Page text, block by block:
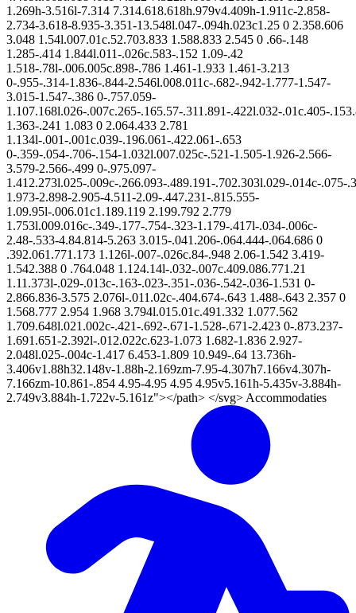
1.269h-3.516l-7.314 7.314.618.618h.979v4.409h-1.911c-2.858-
2.734-3.618-8.935-3.351-13.548l.047-.094h.023c1.25 0 2.358.606
3.048 1.54l.007.01c.52.703.833 1.588.833 2.545 0 .66-.148
1.285-.414 1.844l.011-.026c.583-.152 1.09-.42
1.518-.78l-.006.005c.898-.786 1.461-1.933 1.461-3.213
0-.955-.314-1.836-.844-2.546l.008.011c-.682-.942-1.777-1.547-
3.015-1.547-.386 0-.757.059-
1.107.168l.026-.007c.265-.165.57-.311.891-.422l.032-.01c.405-
1.363-.241 1.083 0 2.064.433 2.781
1.134l-.001-.001c.039-.196.061-.422.061-.653
0-.359-.054-.706-.154-1.032l.007.025c-.521-1.505-1.926-2.566-
3.579-2.566-.499 0-.975.097-
1.412.273l.025-.009c-.266.093-.489.191-.702.303l.029-.014c-.075-
1.973-2.898-2.905-4.511-2.09-.447.231-.815.555-
1.09.95l-.006.01c1.189.119 2.199.792 2.779
1.753l.009.016c-.349-.177-.754-.323-1.179-.417l-.034-.006c-
2.48-.533-4.84.814-5.263 3.015-.041.206-.064.444-.064.686 0
.392.061.771.173 1.126l-.007-.026c.84-.948 2.06-1.542 3.419-
1.542.388 0 .764.048 1.124.14l-.032-.007c.409.086.771.21
1.11.373l-.029-.013c-.163-.023-.351-.036-.542-.036-1.531 0-
2.866.836-3.575 2.076l-.011.02c-.404.674-.643 1.488-.643 2.357 0
1.568.777 2.954 1.968 3.794l.015.01c.491.332 1.077.562
1.709.648l.021.002c-.421-.692-.671-1.528-.671-2.423 0-.873.237-
1.691.651-2.392l-.012.022c.623-1.073 1.682-1.836 2.927-
2.048l.025-.004c-1.417 6.453-1.809 10.949-.64 13.736h-
3.406v1.88h32.148v-1.88h-2.169zm-7.95-4.307h7.166v4.307h-
7.166zm-10.861-.854 4.95-4.95 4.95 4.95v5.161h-5.435v-3.884h-
2.749v3.884h-1.722v-5.161z"></path> </svg> Accommodaties